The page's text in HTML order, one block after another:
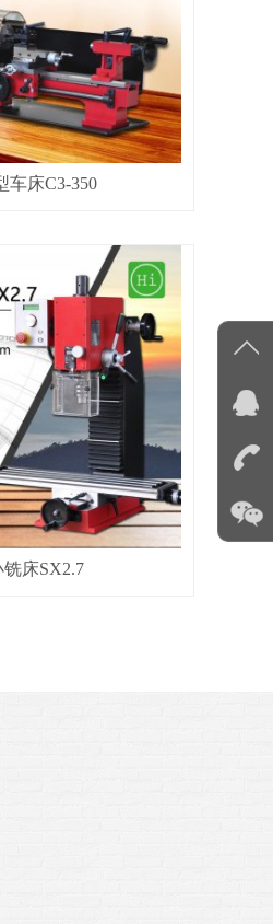
车床C3-350
铣床SX2.7